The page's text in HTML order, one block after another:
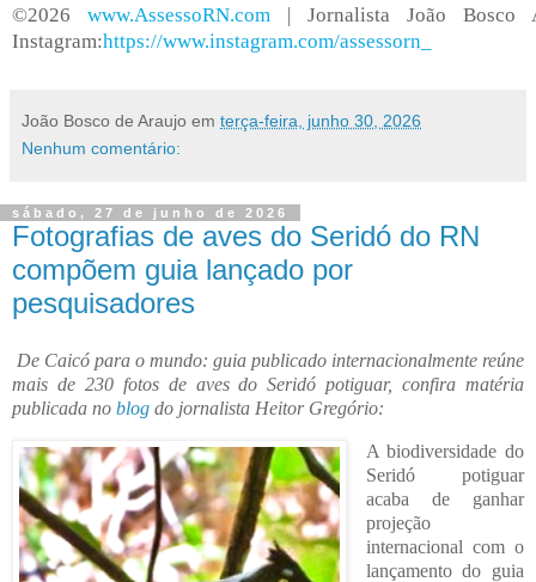
©2026 www.AssessoRN.com | Jornalista João
Instagram:https://www.instagram.com/assessorn_
João Bosco de Araujo em terça-feira, junho 30, 2026
Nenhum comentário:
sábado, 27 de junho de 2026
Fotografias de aves do Seridó do RN
compõem guia lançado por
pesquisadores
De Caicó para o mundo: guia publicado internacionalmente reúne
mais de 230 fotos de aves do Seridó potiguar, confira matéria
publicada no blog do jornalista Heitor Gregório:
A biodiversidade do
Seridó potiguar
acaba de ganhar
projeção
internacional com o
lançamento do guia